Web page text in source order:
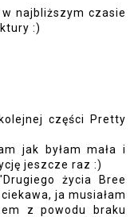
najbliższym czasie
:)
części Pretty
jak byłam mała i
jeszcze raz :)
życia Bree
ja musiałam
z powodu braku